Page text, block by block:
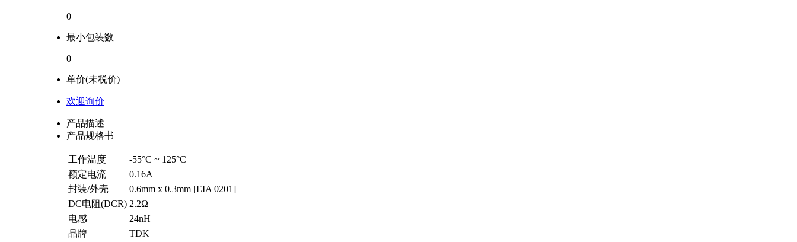
0
最小包装数
0
单价(未税价)
欢迎询价
产品描述
产品规格书
工作温度
-55°C ~ 125°C
额定电流
0.16A
封装/外壳
0.6mm x 0.3mm [EIA 0201]
DC电阻(DCR) 2.2Ω
电感
24nH
品牌
TDK